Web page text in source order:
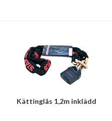
Kättinglås 1,2m inklädd